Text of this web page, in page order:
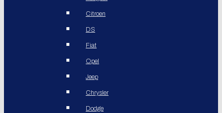
Citroen
DS
Fiat
Opel
Jeep
Chrysler
Dodge